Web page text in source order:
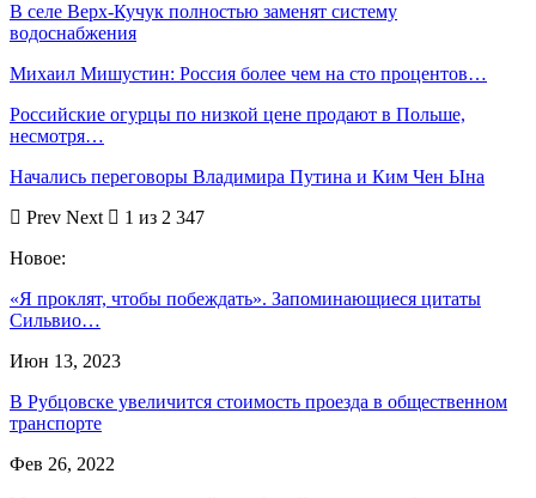
В селе Верх-Кучук полностью заменят систему
водоснабжения
Михаил Мишустин: Россия более чем на сто процентов…
Российские огурцы по низкой цене продают в Польше,
несмотря…
Начались переговоры Владимира Путина и Ким Чен Ына
Prev Next
1 из 2 347
Новое:
«Я проклят, чтобы побеждать». Запоминающиеся цитаты
Сильвио…
Июн 13, 2023
В Рубцовске увеличится стоимость проезда в общественном
транспорте
Фев 26, 2022